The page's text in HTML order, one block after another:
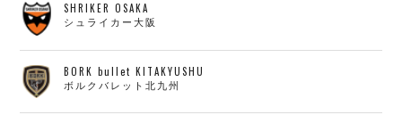
SHRIKER OSAKA
シュライカー大阪
BORK bullet KITAKYUSHU
ボルクバレット北九州